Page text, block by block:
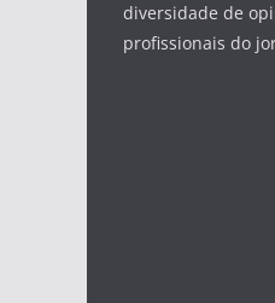
diversidade de
profissionais do